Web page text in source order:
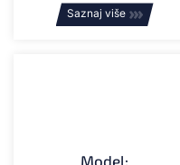
Saznaj više
Model: